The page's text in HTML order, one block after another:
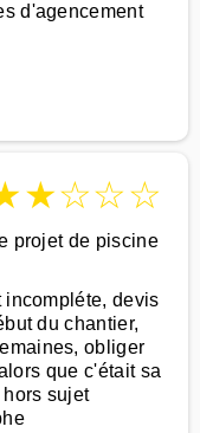
d'agencement
★☆☆☆
projet de piscine
devis
du chantier,
obliger
que c'était sa
sujet